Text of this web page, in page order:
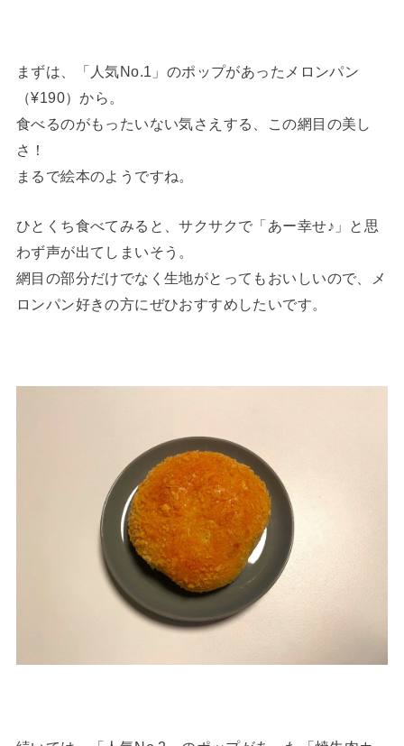
まずは、「人気No.1」のポップがあったメロンパン
（¥190）から。
食べるのがもったいない気さえする、この網目の美し
さ！
まるで絵本のようですね。
ひとくち食べてみると、サクサクで「あー幸せ♪」と思
わず声が出てしまいそう。
網目の部分だけでなく生地がとってもおいしいので、メ
ロンパン好きの方にぜひおすすめしたいです。